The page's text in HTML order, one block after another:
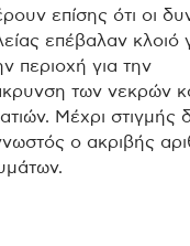
επίσης ότι οι
επέβαλαν κλοιό
περιοχή για την
των νεκρών
Μέχρι στιγμής
ο ακριβής